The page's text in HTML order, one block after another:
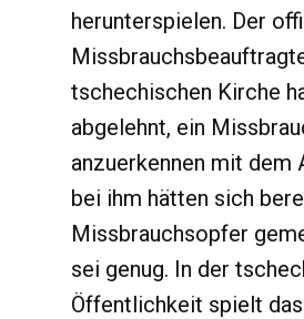
herunterspielen. Der
tschechischen Kirche
abgelehnt, ein
anzuerkennen mit dem
bei ihm hätten sich
Missbrauchsopfer
sei genug. In der
Öffentlichkeit spielt